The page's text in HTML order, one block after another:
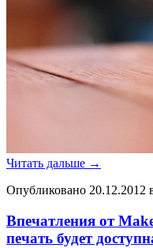
Читать дальше →
Опубликовано 20.12.2012
Впечатления от
печать будет